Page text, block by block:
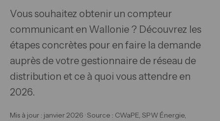
Vous souhaitez obtenir un compteur
communicant en Wallonie ? Découvrez les
étapes concrètes pour en faire la demande
auprès de votre gestionnaire de réseau de
distribution et ce à quoi vous attendre en
2026.
Mis à jour : janvier 2026 · Source : CWaPE, SPW Énergie,